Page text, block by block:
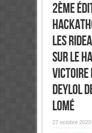
2ème
Les
sur le
victoire
Deylol
Lomé
27 octobre 2023